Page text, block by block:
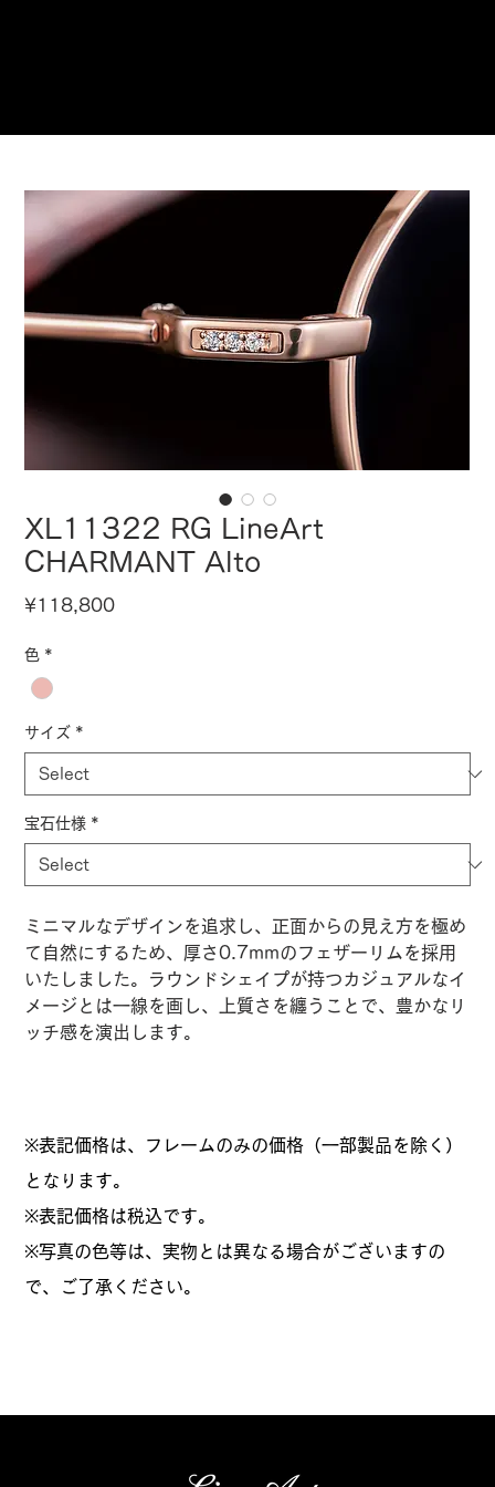
XL11322 RG LineArt
CHARMANT Alto
¥118,800Price
色 *
サイズ *
宝石仕様 *
ミニマルなデザインを追求し、正面からの見え方を極め
て自然にするため、厚さ0.7mmのフェザーリムを採用
いたしました。ラウンドシェイプが持つカジュアルなイ
メージとは一線を画し、上質さを纏うことで、豊かなリ
ッチ感を演出します。
※表記価格は、フレームのみの価格（一部製品を除く）
となります。
​※表記価格は税込です。
※写真の色等は、実物とは異なる場合がございますの
で、ご了承ください。